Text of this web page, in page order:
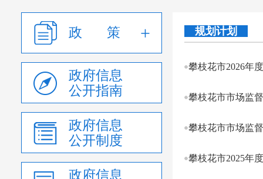
政 策
政府信息
公开指南
政府信息
公开制度
政府信息
规划计划
攀枝花市2026年
攀枝花市市场监
攀枝花市市场监
攀枝花市2025年